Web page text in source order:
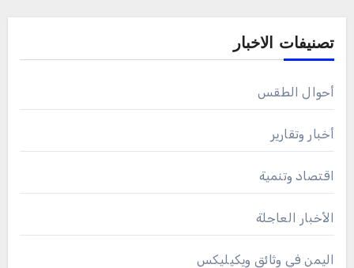
تصنيفات الاخبار
أحوال الطقس
أخبار وتقارير
اقتصاد وتنمية
الأخبار العاجلة
اليمن في وثائق ويكيليكس